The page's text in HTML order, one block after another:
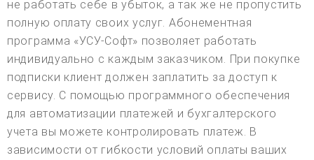
не работать себе в убыток, а так же не пропустить
полную оплату своих услуг. Абонементная
программа «УСУ-Софт» позволяет работать
индивидуально с каждым заказчиком. При покупке
подписки клиент должен заплатить за доступ к
сервису. С помощью программного обеспечения
для автоматизации платежей и бухгалтерского
учета вы можете контролировать платеж. В
зависимости от гибкости условий оплаты ваших